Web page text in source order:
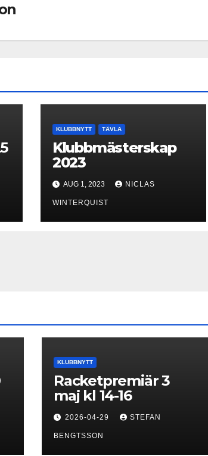
KLUBBNYTT TÄVLA
Klubbmästerskap
2023
AUG 1, 2023 NICLAS
WINTERQUIST
KLUBBNYTT
Racketpremiär 3
maj kl 14-16
2026-04-29 STEFAN
BENGTSSON